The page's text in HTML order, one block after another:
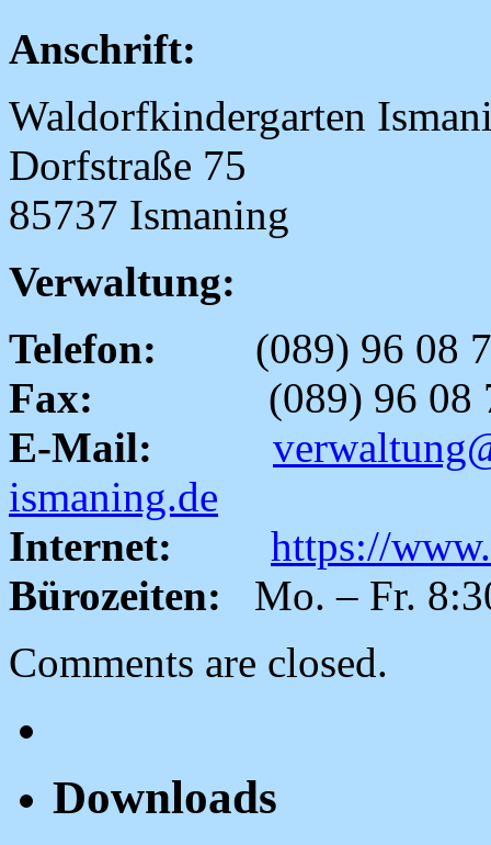
Anschrift:
Waldorfkindergarten
Dorfstraße 75
85737 Ismaning
Verwaltung:
Telefon: (089) 96 08
Fax: (089) 96 08
E-Mail:
ismaning.de
Internet:
https://
Bürozeiten:
Mo. – Fr.
Comments are closed.
Downloads